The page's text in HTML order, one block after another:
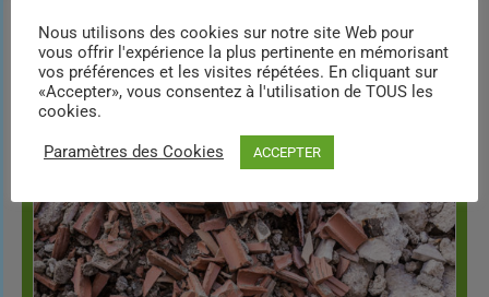
DÉTAILS
Nous utilisons des cookies sur notre site Web pour
vous offrir l'expérience la plus pertinente en mémorisant
vos préférences et les visites répétées. En cliquant sur
«Accepter», vous consentez à l'utilisation de TOUS les
cookies.
Paramètres des Cookies ACCEPTER